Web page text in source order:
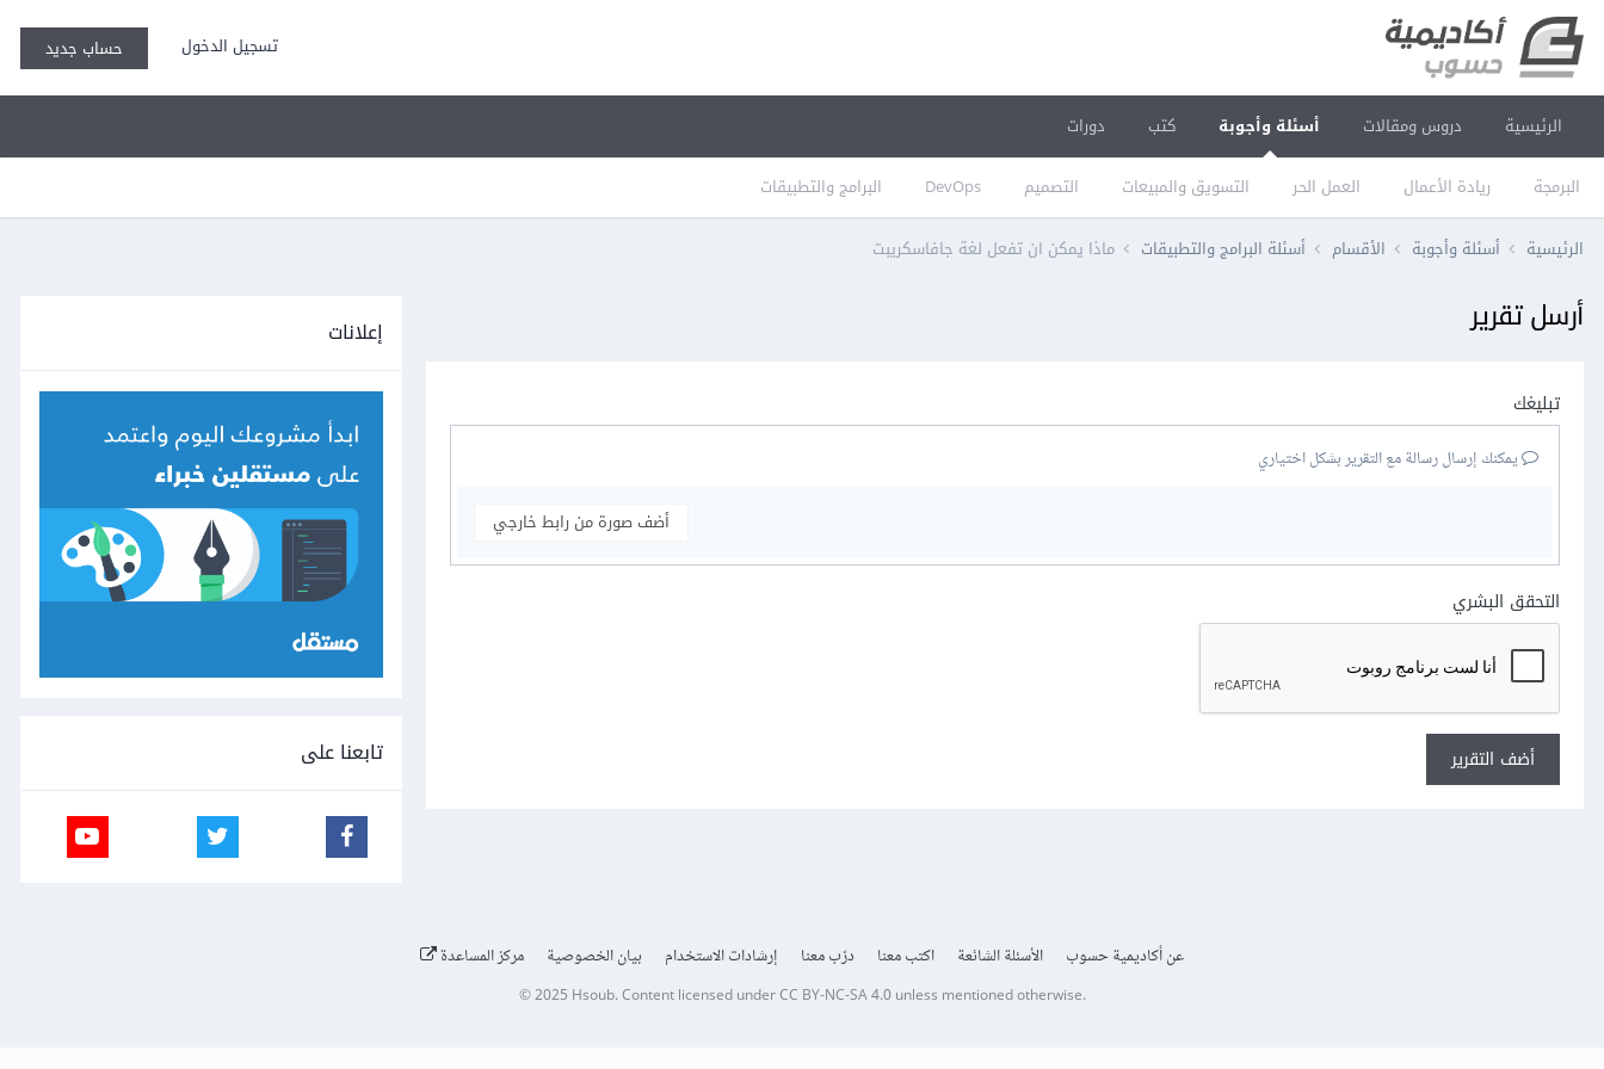
تسجيل الدخول حساب جديد
الرئيسية دروس ومقالات أسئلة وأجوبة
البرمجة ريادة الأعمال العمل الحر التسويق والمبيعات التصميم DevOps البرامج والتطبيقات
كتب دورات
الرئيسية أسئلة وأجوبة الأقسام أسئلة البرامج والتطبيقات ماذا يمكن ان تفعل لغة جافاسكريبت
أرسل تقرير
تبليغك
يمكنك إرسال رسالة مع التقرير بشكل اختياري
أضف صورة من رابط خارجي
التحقق البشري
أضف التقرير
إعلانات
تابعنا على
عن أكاديمية حسوب الأسئلة الشائعة اكتب معنا درّب معنا إرشادات الاستخدام بيان الخصوصية مركز المساعدة
© 2025 Hsoub.Content licensed underCC BY-NC-SA 4.0unless mentioned otherwise.